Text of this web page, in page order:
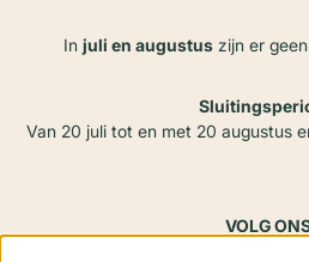
In juli en augustus zijn er
Van 20 juli tot en met 20 augustus
VOLG